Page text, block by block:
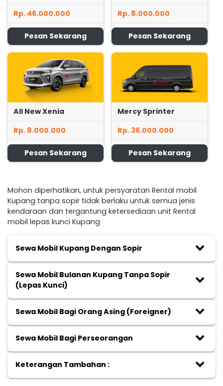
Rp. 46.000.000
Pesan Sekarang
Rp. 8.000.000
Pesan Sekarang
All New Xenia
Rp. 8.000.000
Pesan Sekarang
Mercy Sprinter
Rp. 36.000.000
Pesan Sekarang
Mohon diperhatikan, untuk persyaratan Rental mobil
Kupang tanpa sopir tidak berlaku untuk semua jenis
kendaraan dan tergantung ketersediaan unit Rental
mobil lepas kunci Kupang
Sewa Mobil Kupang Dengan Sopir keyboard_arrow_down
Sewa Mobil Bulanan Kupang Tanpa Sopir
(Lepas Kunci)
keyboard_arrow_down
Sewa Mobil Bagi Orang Asing (Foreigner) keyboard_arrow_down
Sewa Mobil Bagi Perseorangan keyboard_arrow_down
Keterangan Tambahan : keyboard_arrow_down